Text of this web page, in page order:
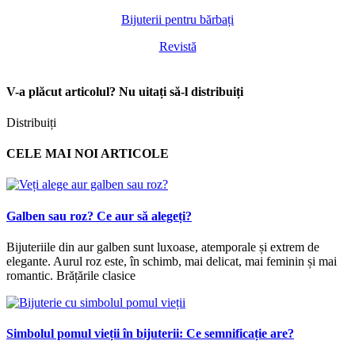
Bijuterii pentru bărbați
Revistă
V-a plăcut articolul? Nu uitați să-l distribuiți
Distribuiți
CELE MAI NOI ARTICOLE
Galben sau roz? Ce aur să alegeți?
Bijuteriile din aur galben sunt luxoase, atemporale și extrem de
elegante. Aurul roz este, în schimb, mai delicat, mai feminin și mai
romantic. Brățările clasice
Simbolul pomul vieții în bijuterii: Ce semnificație are?